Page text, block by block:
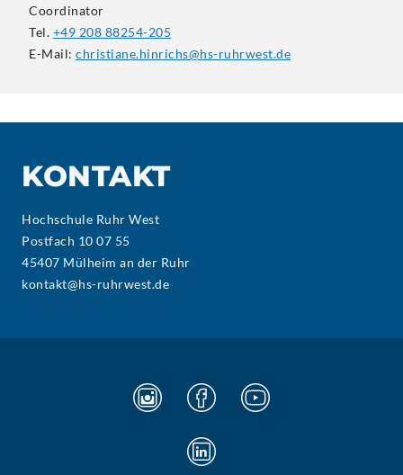
Coordinator
Tel. +49 208 88254-205
E-Mail: christiane.hinrichs@hs-ruhrwest.de
KONTAKT
Hochschule Ruhr West
Postfach 10 07 55
45407 Mülheim an der Ruhr
kontakt@hs-ruhrwest.de